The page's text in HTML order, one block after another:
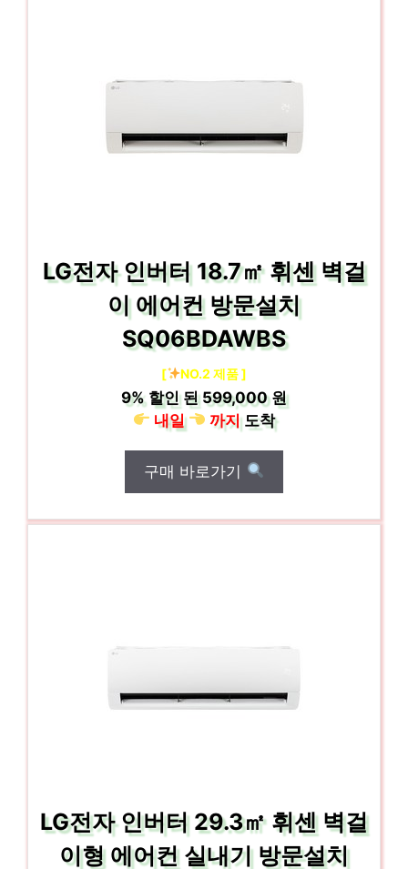
LG전자 인버터 18.7㎡ 휘센 벽걸
이 에어컨 방문설치
SQ06BDAWBS
[ NO.2 제품 ]
9% 할인 된599,000 원
내일
까지도착
구매 바로가기
LG전자 인버터 29.3㎡ 휘센 벽걸
이형 에어컨 실내기 방문설치